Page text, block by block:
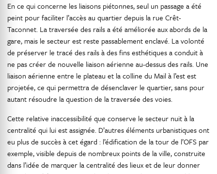
En ce qui concerne les liaisons piétonnes, seul un passage a été
peint pour faciliter l’accès au quartier depuis la rue Crêt-
Taconnet. La traversée des rails a été améliorée aux abords de la
gare, mais le secteur est reste passablement enclavé. La volonté
de préserver le tracé des rails à des fins esthétiques a conduit à
ne pas créer de nouvelle liaison aérienne au-dessus des rails. Une
liaison aérienne entre le plateau et la colline du Mail à l’est est
projetée, ce qui permettra de désenclaver le quartier, sans pour
autant résoudre la question de la traversée des voies.
Cette relative inaccessibilité que conserve le secteur nuit à la
centralité qui lui est assignée. D’autres éléments urbanistiques ont
eu plus de succès à cet égard : l’édification de la tour de l’OFS par
exemple, visible depuis de nombreux points de la ville, construite
dans l’idée de marquer la centralité des lieux et de leur donner